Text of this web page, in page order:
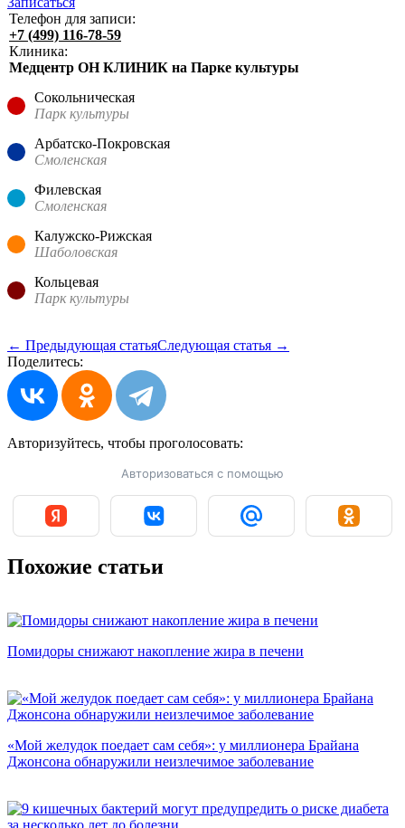
Телефон для записи:
+7 (499) 116-78-59
Клиника:
Медцентр ОН КЛИНИК на Парке культуры
Сокольническая
Парк культуры
Арбатско-Покровская
Смоленская
Филевская
Смоленская
Калужско-Рижская
Шаболовская
Кольцевая
Парк культуры
← Предыдующая статьяСледующая статья →
Поделитесь:
Авторизуйтесь, чтобы проголосовать:
Авторизоваться с помощью
Похожие статьи
Помидоры снижают накопление жира в печени
«Мой желудок поедает сам себя»: у миллионера Брайана
Джонсона обнаружили неизлечимое заболевание